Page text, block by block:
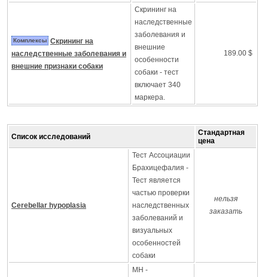
Комплексы Скрининг на
наследственные заболевания и
внешние признаки собаки
Скрининг на
наследственные
заболевания и
внешние
особенности
собаки - тест
включает 340
маркера.
189.00 $
Список исследований
Стандартная
цена
Cerebellar hypoplasia
Тест Ассоциации
Брахицефалия -
Тест является
частью проверки
наследственных
заболеваний и
визуальных
особенностей
собаки
нельзя
заказать
MH -